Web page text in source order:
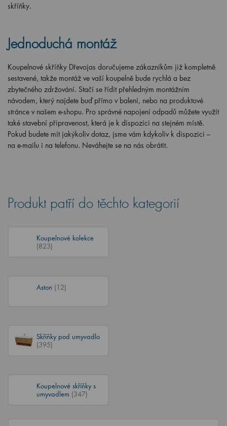
skříňky.
Jednoduchá montáž
Koupelnové skříňky Dřevojas doručujeme zákazníkům již kompletně
sestavené, takže montáž ve vaší koupelně bude rychlá a bez
zbytečného zdržování. Stačí se řídit přehledným montážním
návodem, který najdete buď přímo v balení, nebo na produktové
stránce v našem e-shopu. Pro správné napojení odpadů můžete využít
také stavební připravenost, která je k dispozici na stejném místě.
Pokud budete mít jakýkoliv dotaz, jsme vám kdykoliv k dispozici –
na e-mailu i na telefonu. Neváhejte se na nás obrátit.
Produkt patří do těchto kategorií
Koupelnové kolekce
(823)
Aston (12)
Skříňky pod umyvadlo
(395)
Koupelnové skříňky s
umyvadlem (347)